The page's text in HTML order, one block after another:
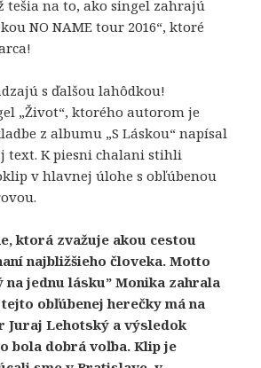
tešia na to, ako singel zahrajú
NO NAME tour 2016“, ktoré
s ďalšou lahôdkou!
„Život“, ktorého autorom je
z albumu „S Láskou“ napísal
text. K piesni chalani stihli
v hlavnej úlohe s obľúbenou
ktorá zvažuje akou cestou
najbližšieho človeka. Motto
jednu lásku” Monika zahrala
obľúbenej herečky má na
Juraj Lehotský a výsledok
bola dobrá voľba. Klip je
zlepšiť
štruktúru
webovej
základe
spôsobu
používania
Používateľská
spokojnosť
Aby naša
stránka počas
vašej návštevy
fungovala čo